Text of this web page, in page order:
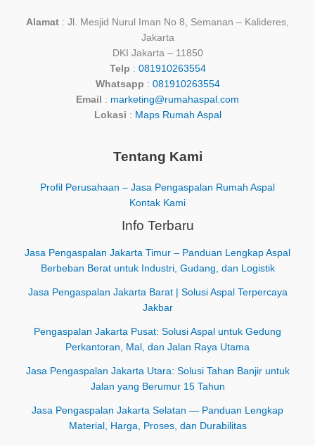
Alamat : Jl. Mesjid Nurul Iman No 8, Semanan – Kalideres,
Jakarta
DKI Jakarta – 11850
Telp : 081910263554
Whatsapp : 081910263554
Email
: marketing@rumahaspal.com
Lokasi : Maps Rumah Aspal
Tentang Kami
Profil Perusahaan – Jasa Pengaspalan Rumah Aspal
Kontak Kami
Info Terbaru
Jasa Pengaspalan Jakarta Timur – Panduan Lengkap Aspal
Berbeban Berat untuk Industri, Gudang, dan Logistik
Jasa Pengaspalan Jakarta Barat | Solusi Aspal Terpercaya
Jakbar
Pengaspalan Jakarta Pusat: Solusi Aspal untuk Gedung
Perkantoran, Mal, dan Jalan Raya Utama
Jasa Pengaspalan Jakarta Utara: Solusi Tahan Banjir untuk
Jalan yang Berumur 15 Tahun
Jasa Pengaspalan Jakarta Selatan — Panduan Lengkap
Material, Harga, Proses, dan Durabilitas